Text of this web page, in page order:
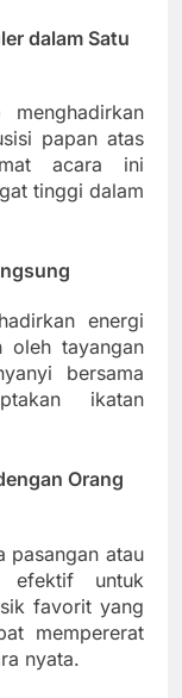
dalam Satu
papan atas
acara ini
tinggi dalam
energi
oleh tayangan
bersama
ikatan
Orang
pasangan atau
efektif untuk
favorit yang
mempererat
nyata.